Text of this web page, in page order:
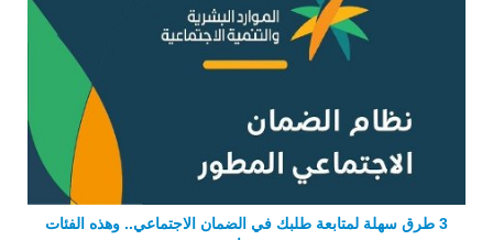
3 طرق سهلة لمتابعة طلبك في الضمان الاجتماعي.. وهذه الفئات